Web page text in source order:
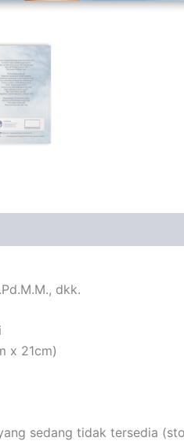
dkk.
x 21cm)
sedang tidak tersedia